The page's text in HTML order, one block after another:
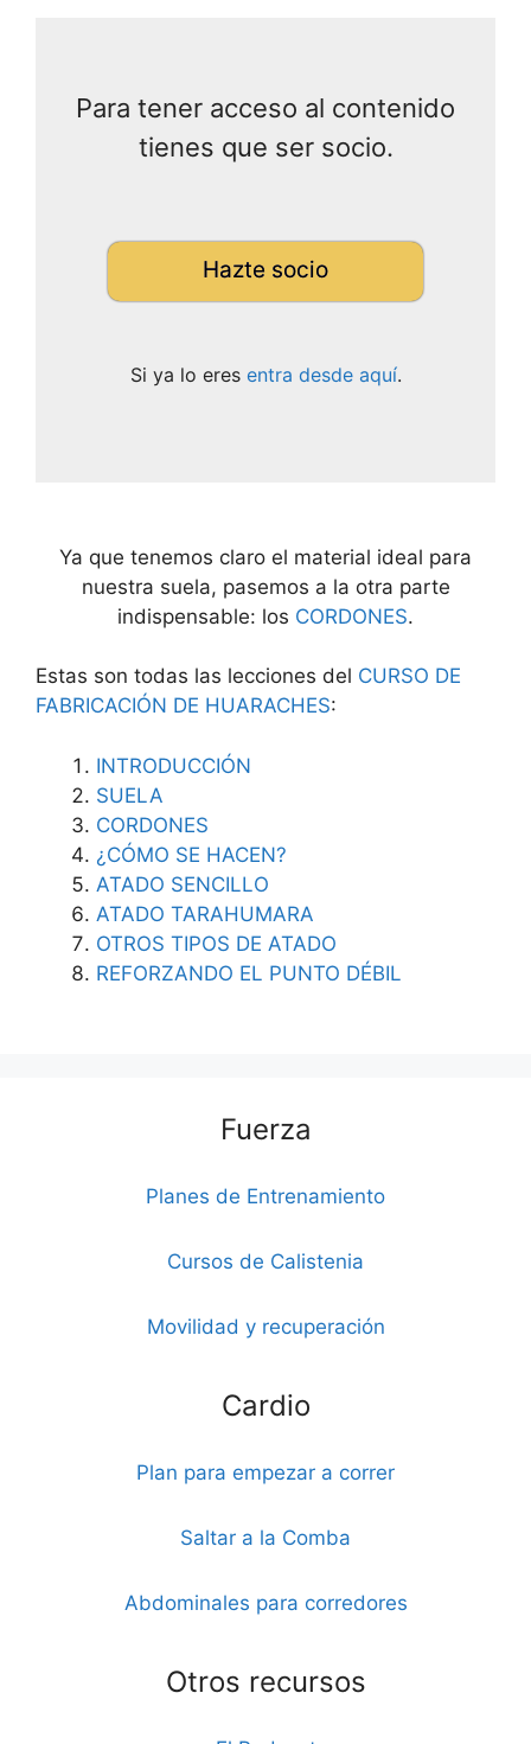
Para tener acceso al contenido
tienes que ser socio.
Hazte socio
Si ya lo eres entra desde aquí.
Ya que tenemos claro el material ideal para
nuestra suela, pasemos a la otra parte
indispensable: los CORDONES.
Estas son todas las lecciones del CURSO DE
FABRICACIÓN DE HUARACHES:
INTRODUCCIÓN
SUELA
CORDONES
¿CÓMO SE HACEN?
ATADO SENCILLO
ATADO TARAHUMARA
OTROS TIPOS DE ATADO
REFORZANDO EL PUNTO DÉBIL
Fuerza
Planes de Entrenamiento
Cursos de Calistenia
Movilidad y recuperación
Cardio
Plan para empezar a correr
Saltar a la Comba
Abdominales para corredores
Otros recursos